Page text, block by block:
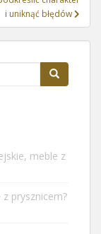
i uniknąć błędów
meble z
z prysznicem?